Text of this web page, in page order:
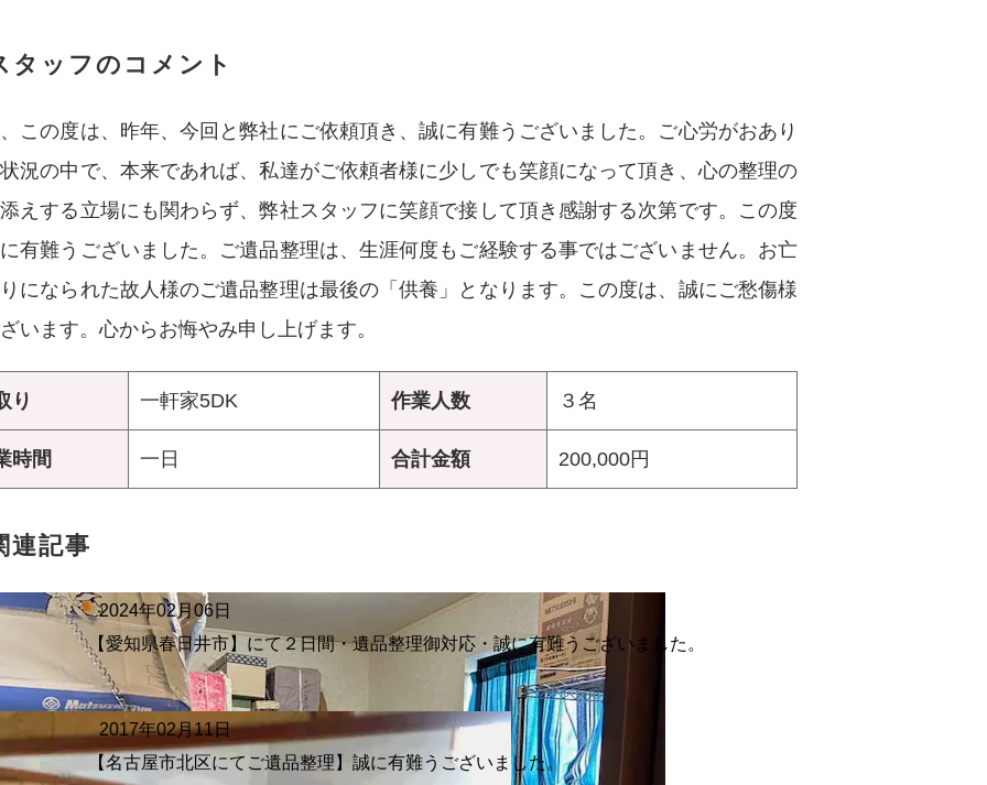
タッフのコメント
この度は、昨年、今回と弊社にご依頼頂き、誠に有難うございました。ご心労がおあり
況の中で、本来であれば、私達がご依頼者様に少しでも笑顔になって頂き、心の整理の
えする立場にも関わらず、弊社スタッフに笑顔で接して頂き感謝する次第です。この度
有難うございました。ご遺品整理は、生涯何度もご経験する事ではございません。お亡
になられた故人様のご遺品整理は最後の「供養」となります。この度は、誠にご愁傷様
います。心からお悔やみ申し上げます。
り 一軒家5DK 作業人数 ３名
時間 一日 合計金額 200,000円
連記事
2024年02月06日
【愛知県春日井市】にて２日間・遺品整理御対応・誠に有難うございました。
2017年02月11日
【名古屋市北区にてご遺品整理】誠に有難うございました。